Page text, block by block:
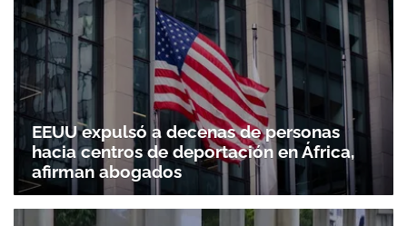
EEUU expulsó a decenas de personas
hacia centros de deportación en África,
afirman abogados